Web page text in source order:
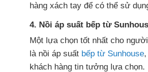
hàng xách tay để có thể sử
4. Nồi áp suất bếp từ
Một lựa chọn tốt nhất cho
là nồi áp suất bếp từ Sunhouse
khách hàng tin tưởng lựa chọn.